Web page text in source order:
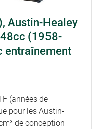
Austin-Healey
(1958-
entraînement
(années de
pour les Austin-
de conception